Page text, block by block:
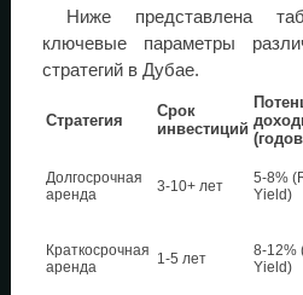
Ниже представлена
ключевые параметры
стратегий в Дубае.
Стратегия
Срок
инвестиций
Долгосрочная
аренда
3-10+ лет
5-8%
Yield)
Краткосрочная
аренда
1-5 лет
8-12%
Yield)